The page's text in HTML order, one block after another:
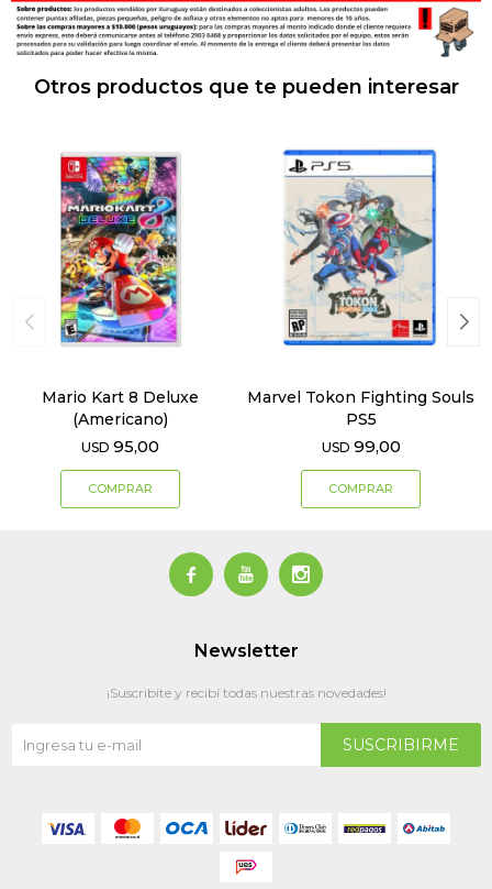
Otros productos que te pueden interesar
Mario Kart 8 Deluxe
(Americano)
USD 95,00
Marvel Tokon Fighting Souls
PS5
USD 99,00
  
Newsletter
¡Suscribite y recibí todas nuestras novedades!
SUSCRIBIRME